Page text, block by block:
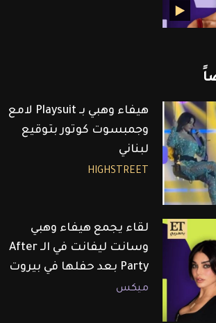
هيفاء وهبي بـ Playsuit لامع
وجمبسوت كوتور بتوقيع
لبناني
HIGHSTREET
لقاء يجمع هيفاء وهبي
وسانت ليفانت في الـ After
Party بعد حفلها في بيروت
ميكس